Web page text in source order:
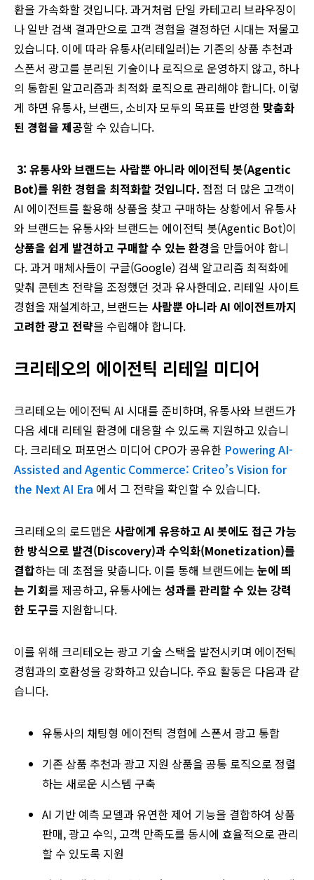
환을 가속화할 것입니다. 과거처럼 단일 카테고리 브라우징이
나 일반 검색 결과만으로 고객 경험을 결정하던 시대는 저물고
있습니다. 이에 따라 유통사(리테일러)는 기존의 상품 추천과
스폰서 광고를 분리된 기술이나 로직으로 운영하지 않고, 하나
의 통합된 알고리즘과 최적화 로직으로 관리해야 합니다. 이렇
게 하면 유통사, 브랜드, 소비자 모두의 목표를 반영한 맞춤화
된 경험을 제공할 수 있습니다.
3: 유통사와 브랜드는 사람뿐 아니라 에이전틱 봇(Agentic
Bot)를 위한 경험을 최적화할 것입니다. 점점 더 많은 고객이
AI 에이전트를 활용해 상품을 찾고 구매하는 상황에서 유통사
와 브랜드는 유통사와 브랜드는 에이전틱 봇(Agentic Bot)이
상품을 쉽게 발견하고 구매할 수 있는 환경을 만들어야 합니
다. 과거 매체사들이 구글(Google) 검색 알고리즘 최적화에
맞춰 콘텐츠 전략을 조정했던 것과 유사한데요. 리테일 사이트
경험을 재설계하고, 브랜드는 사람뿐 아니라 AI 에이전트까지
고려한 광고 전략을 수립해야 합니다.
크리테오의 에이전틱 리테일 미디어
크리테오는 에이전틱 AI 시대를 준비하며, 유통사와 브랜드가
다음 세대 리테일 환경에 대응할 수 있도록 지원하고 있습니
다. 크리테오 퍼포먼스 미디어 CPO가 공유한 Powering AI-
Assisted and Agentic Commerce: Criteo’s Vision for
the Next AI Era 에서 그 전략을 확인할 수 있습니다.
크리테오의 로드맵은 사람에게 유용하고 AI 봇에도 접근 가능
한 방식으로 발견(Discovery)과 수익화(Monetization)를
결합하는 데 초점을 맞춥니다. 이를 통해 브랜드에는 눈에 띄
는 기회를 제공하고, 유통사에는 성과를 관리할 수 있는 강력
한 도구를 지원합니다.
이를 위해 크리테오는 광고 기술 스택을 발전시키며 에이전틱
경험과의 호환성을 강화하고 있습니다. 주요 활동은 다음과 같
습니다.
유통사의 채팅형 에이전틱 경험에 스폰서 광고 통합
기존 상품 추천과 광고 지원 상품을 공통 로직으로 정렬
하는 새로운 시스템 구축
AI 기반 예측 모델과 유연한 제어 기능을 결합하여 상품
판매, 광고 수익, 고객 만족도를 동시에 효율적으로 관리
할 수 있도록 지원